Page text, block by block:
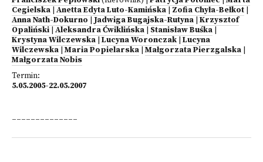
Cegielska Anetta Edyta Luto-Kamińska Zofia Chyła-Bełkot
Anna Nath-Dokurno
Jadwiga Bugajska-Rutyna Krzysztof
Opaliński Aleksandra Ćwiklińska Stanisław Buśka
Krystyna Wilczewska Lucyna Woronczak Lucyna
Wilczewska |Maria Popielarska |Małgorzata Pierzgalska
Małgorzata Nobis
Termin:
5.05.2005-22.05.2007
______________